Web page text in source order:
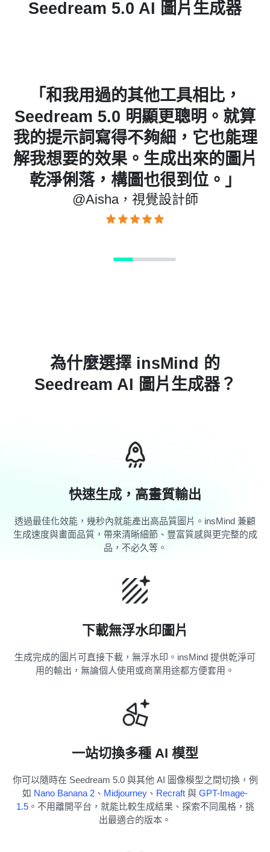
Seedream 5.0 AI 圖片生成器
「和我用過的其他工具相比，
Seedream 5.0 明顯更聰明。就算
我的提示詞寫得不夠細，它也能理
解我想要的效果。生成出來的圖片
乾淨俐落，構圖也很到位。」
@Aisha，視覺設計師
為什麼選擇 insMind 的
Seedream AI 圖片生成器？
快速生成，高畫質輸出
透過最佳化效能，幾秒內就能產出高品質圖片。insMind 兼顧
生成速度與畫面品質，帶來清晰細節、豐富質感與更完整的成
品，不必久等。
下載無浮水印圖片
生成完成的圖片可直接下載，無浮水印。insMind 提供乾淨可
用的輸出，無論個人使用或商業用途都方便套用。
一站切換多種 AI 模型
你可以隨時在 Seedream 5.0 與其他 AI 圖像模型之間切換，例
如 Nano Banana 2 、 Midjourney 、 Recraft 與 GPT-Image-
1.5。不用離開平台，就能比較生成結果、探索不同風格，挑
出最適合的版本。